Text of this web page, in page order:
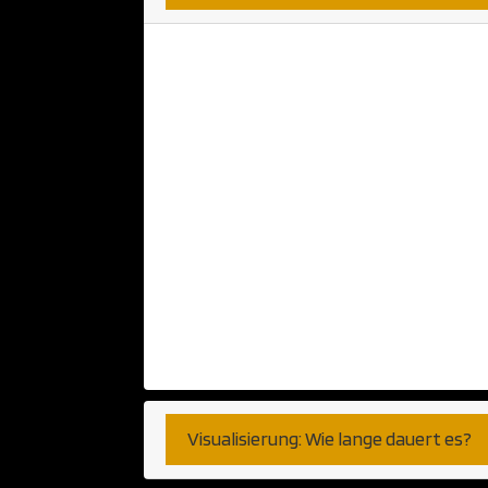
Visualisierung: Wie lange dauert es?